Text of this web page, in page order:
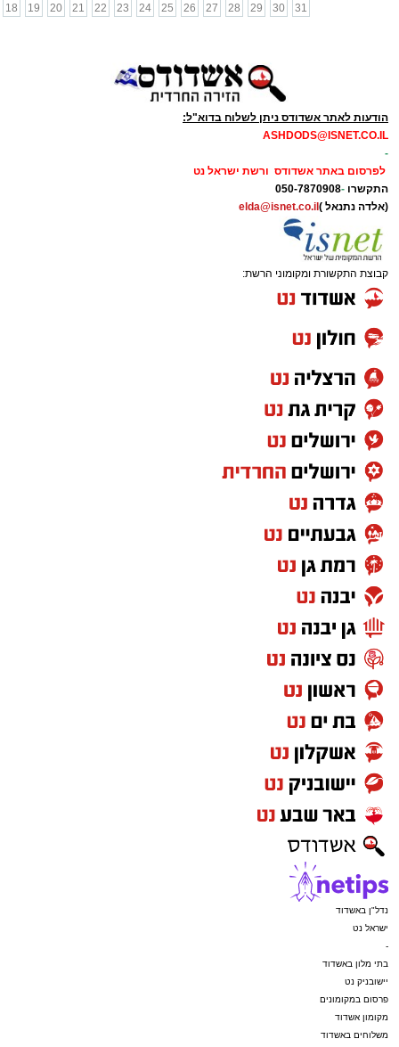
18 19 20 21 22 23 24 25 26 27 28 29 30 31
הודעות לאתר אשדודס ניתן לשלוח בדוא"ל:
ASHDODS@ISNET.CO.IL
-
לפרסום באתר אשדודס ורשת ישראל נט
התקשרו -
050-7870908
(אלדה נתנאל ) elda@isnet.co.il
קבוצת התקשורת ומקומוני הרשת:
נדל"ן באשדוד
ישראל נט
-
בתי מלון באשדוד
יישובניק נט
פרסום במקומונים
מקומון אשדוד
משלוחים באשדוד